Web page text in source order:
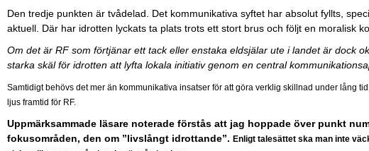
Den tredje punkten är tvådelad. Det kommunikativa syftet har absolut fyllts,
aktuell. Där har idrotten lyckats ta plats trots ett stort brus och följt en moralisk
Om det är RF som förtjänar ett tack eller enstaka eldsjälar ute i landet är dock
starka skäl för idrotten att lyfta lokala initiativ genom en central
Samtidigt behövs det mer än kommunikativa insatser för att göra verklig skillnad under lång
ljus framtid för RF.
Uppmärksammade läsare noterade förstås att jag hoppade över punkt
fokusområden, den om ”livslångt idrottande”. Enligt talesättet ska man inte